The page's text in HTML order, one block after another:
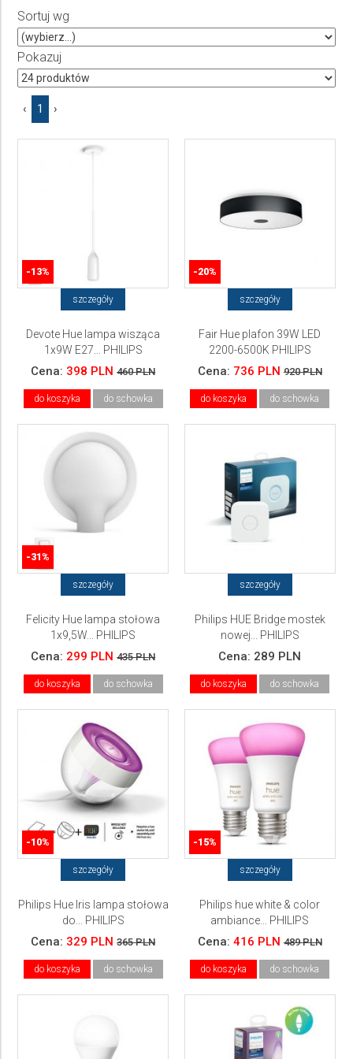
Producent
Wybierz producenta
Cena
Sortuj wg
Pokazuj
‹ 1 ›
-13%
szczegóły
Devote Hue lampa wisząca
1x9W E27... PHILIPS
Cena: 398 PLN 460 PLN
do koszyka do schowka
-20%
szczegóły
Fair Hue plafon 39W LED
2200-6500K PHILIPS
Cena: 736 PLN 920 PLN
do koszyka do schowka
-31%
szczegóły
Felicity Hue lampa stołowa
1x9,5W... PHILIPS
Cena: 299 PLN 435 PLN
do koszyka do schowka
szczegóły
Philips HUE Bridge mostek
nowej... PHILIPS
Cena: 289 PLN
do koszyka do schowka
-10%
szczegóły
Philips Hue Iris lampa stołowa
do... PHILIPS
Cena: 329 PLN 365 PLN
do koszyka do schowka
-15%
szczegóły
Philips hue white & color
ambiance... PHILIPS
Cena: 416 PLN 489 PLN
do koszyka do schowka